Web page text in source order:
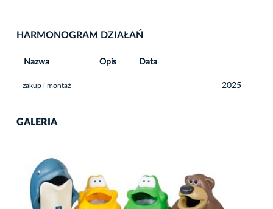
HARMONOGRAM DZIAŁAŃ
Nazwa Opis Data
zakup i montaż 2025
GALERIA